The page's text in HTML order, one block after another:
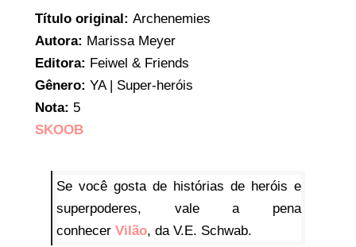
Título original: Archenemies
Autora: Marissa Meyer
Editora: Feiwel & Friends
Gênero: YA | Super-heróis
Nota: 5
SKOOB
Se você gosta de histórias de heróis e
superpoderes, vale a pena
conhecer Vilão , da V.E. Schwab.